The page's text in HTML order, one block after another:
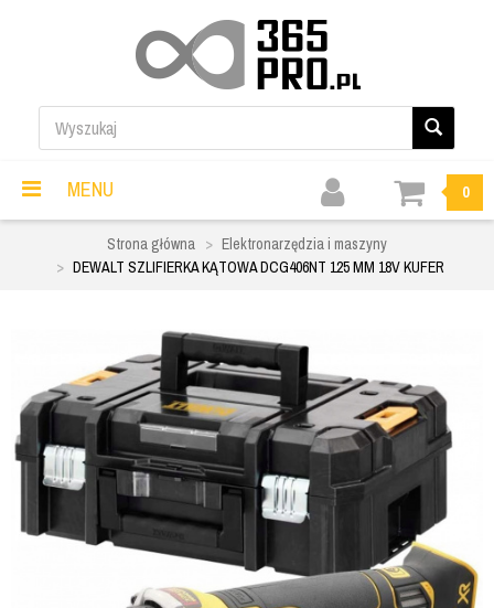
MENU 0
Strona główna
Elektronarzędzia i maszyny
DEWALT SZLIFIERKA KĄTOWA DCG406NT 125 MM 18V KUFER